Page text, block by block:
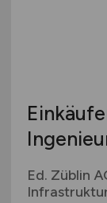
Ed. Züblin